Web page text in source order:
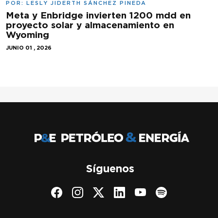
POR: LESLY JIDERTH SÁNCHEZ PINEDA
Meta y Enbridge invierten 1200 mdd en
proyecto solar y almacenamiento en
Wyoming
JUNIO 01 , 2026
Síguenos